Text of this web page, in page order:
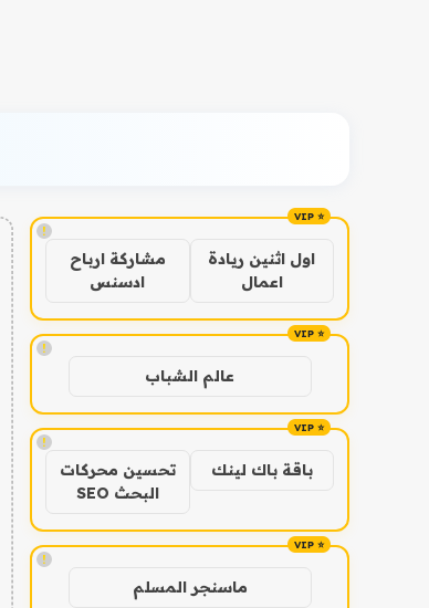
!
اول اثنين ريادة
اعمال
مشاركة ارباح
ادسنس
!
عالم الشباب
!
باقة باك لينك
تحسين محركات
البحث SEO
!
ماسنجر المسلم